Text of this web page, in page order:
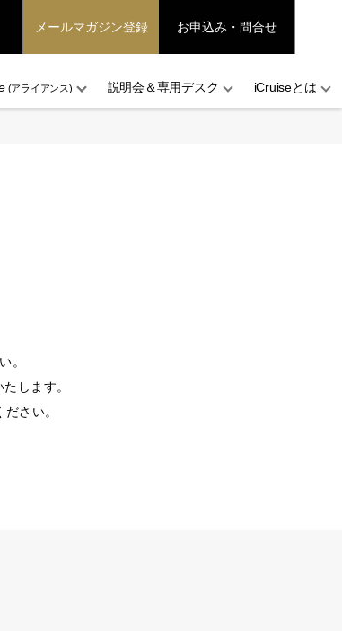
メールマガジン登録 お申込み・問合せ
(アライアンス) 説明会＆専用デスク iCruiseとは
。
します。
さい。